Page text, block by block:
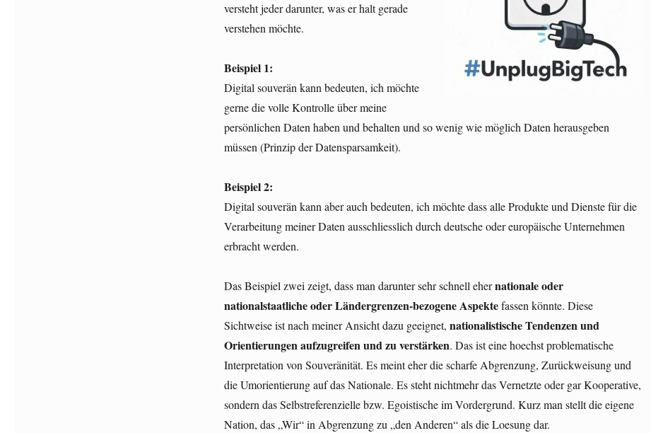
versteht jeder darunter, was er halt gerade
verstehen möchte.
Beispiel 1:
Digital souverän kann bedeuten, ich möchte
gerne die volle Kontrolle über meine
persönlichen Daten haben und behalten und so wenig wie möglich Daten herausgeben
müssen (Prinzip der Datensparsamkeit).
Beispiel 2:
Digital souverän kann aber auch bedeuten, ich möchte dass alle Produkte und Dienste für die
Verarbeitung meiner Daten ausschliesslich durch deutsche oder europäische Unternehmen
erbracht werden.
Das Beispiel zwei zeigt, dass man darunter sehr schnell ehernationale oder
nationalstaatliche oder Ländergrenzen-bezogene Aspektefassen könnte. Diese
Sichtweise ist nach meiner Ansicht dazu geeignet, nationalistische Tendenzen und
Orientierungen aufzugreifen und zu verstärken. Das ist eine hoechst problematische
Interpretation von Souveränität. Es meint eher die scharfe Abgrenzung, Zurückweisung und
die Umorientierung auf das Nationale. Es steht nichtmehr das Vernetzte oder gar Kooperative,
sondern das Selbstreferenzielle bzw. Egoistische im Vordergrund. Kurz man stellt die eigene
Nation, das „Wir“ in Abgrenzung zu „den Anderen“ als die Loesung dar.